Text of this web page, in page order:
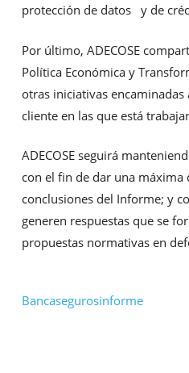
protección de datos y de
Por último, ADECOSE
Política Económica y
otras iniciativas
cliente en las que está
ADECOSE seguirá
con el fin de dar una
conclusiones del Informe; y
generen respuestas que se
propuestas normativas en
Bancasegurosinforme